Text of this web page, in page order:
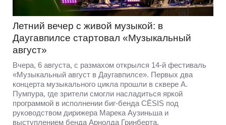
Летний вечер с живой музыкой: в
Даугавпилсе стартовал «Музыкальный
август»
Вчера, 6 августа, с размахом открылся 14-й фестиваль
«Музыкальный август в Даугавпилсе». Первых два
концерта музыкального цикла прошли в сквере А.
Пумпура, где зрители смогли насладиться яркой
программой в исполнении биг-бенда CĒSIS под
руководством дирижера Марека Аузиньша и
выступлением бенда Арнолда Гринберта.